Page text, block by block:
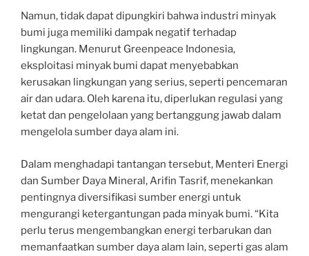
Namun, tidak dapat dipungkiri bahwa industri minyak
bumi juga memiliki dampak negatif terhadap
lingkungan. Menurut Greenpeace Indonesia,
eksploitasi minyak bumi dapat menyebabkan
kerusakan lingkungan yang serius, seperti pencemaran
air dan udara. Oleh karena itu, diperlukan regulasi yang
ketat dan pengelolaan yang bertanggung jawab dalam
mengelola sumber daya alam ini.
Dalam menghadapi tantangan tersebut, Menteri Energi
dan Sumber Daya Mineral, Arifin Tasrif, menekankan
pentingnya diversifikasi sumber energi untuk
mengurangi ketergantungan pada minyak bumi. “Kita
perlu terus mengembangkan energi terbarukan dan
memanfaatkan sumber daya alam lain, seperti gas alam